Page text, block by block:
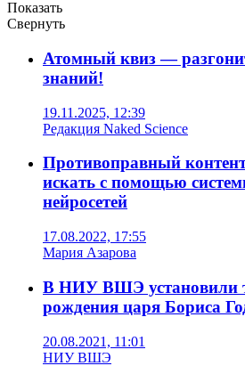
Показать
Свернуть
Атомный квиз —
знаний!
19.11.2025, 12:39
Редакция Naked Science
Противоправный
искать с помощью
нейросетей
17.08.2022, 17:55
Мария Азарова
В НИУ ВШЭ установили
рождения царя Бориса
20.08.2021, 11:01
НИУ ВШЭ